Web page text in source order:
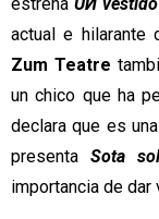
actual e hilarante
Zum Teatre
un chico que ha
declara que es
presenta Sota
importancia de dar